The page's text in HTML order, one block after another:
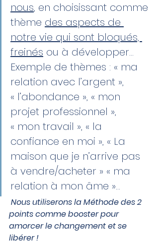
nous, en choisissant comme
thème des aspects de
notre vie qui sont bloqués,
freinés ou à développer…
Exemple de thèmes : « ma
relation avec l’argent »,
« l’abondance », « mon
projet professionnel »,
« mon travail », « la
confiance en moi », « La
maison que je n’arrive pas
à vendre/acheter » « ma
relation à mon âme »…
Nous utiliserons la Méthode des 2
points comme booster pour
amorcer le changement et se
libérer !